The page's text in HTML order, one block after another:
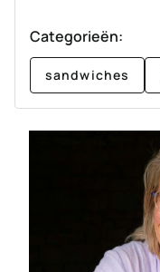
Categorieën:
sandwiches